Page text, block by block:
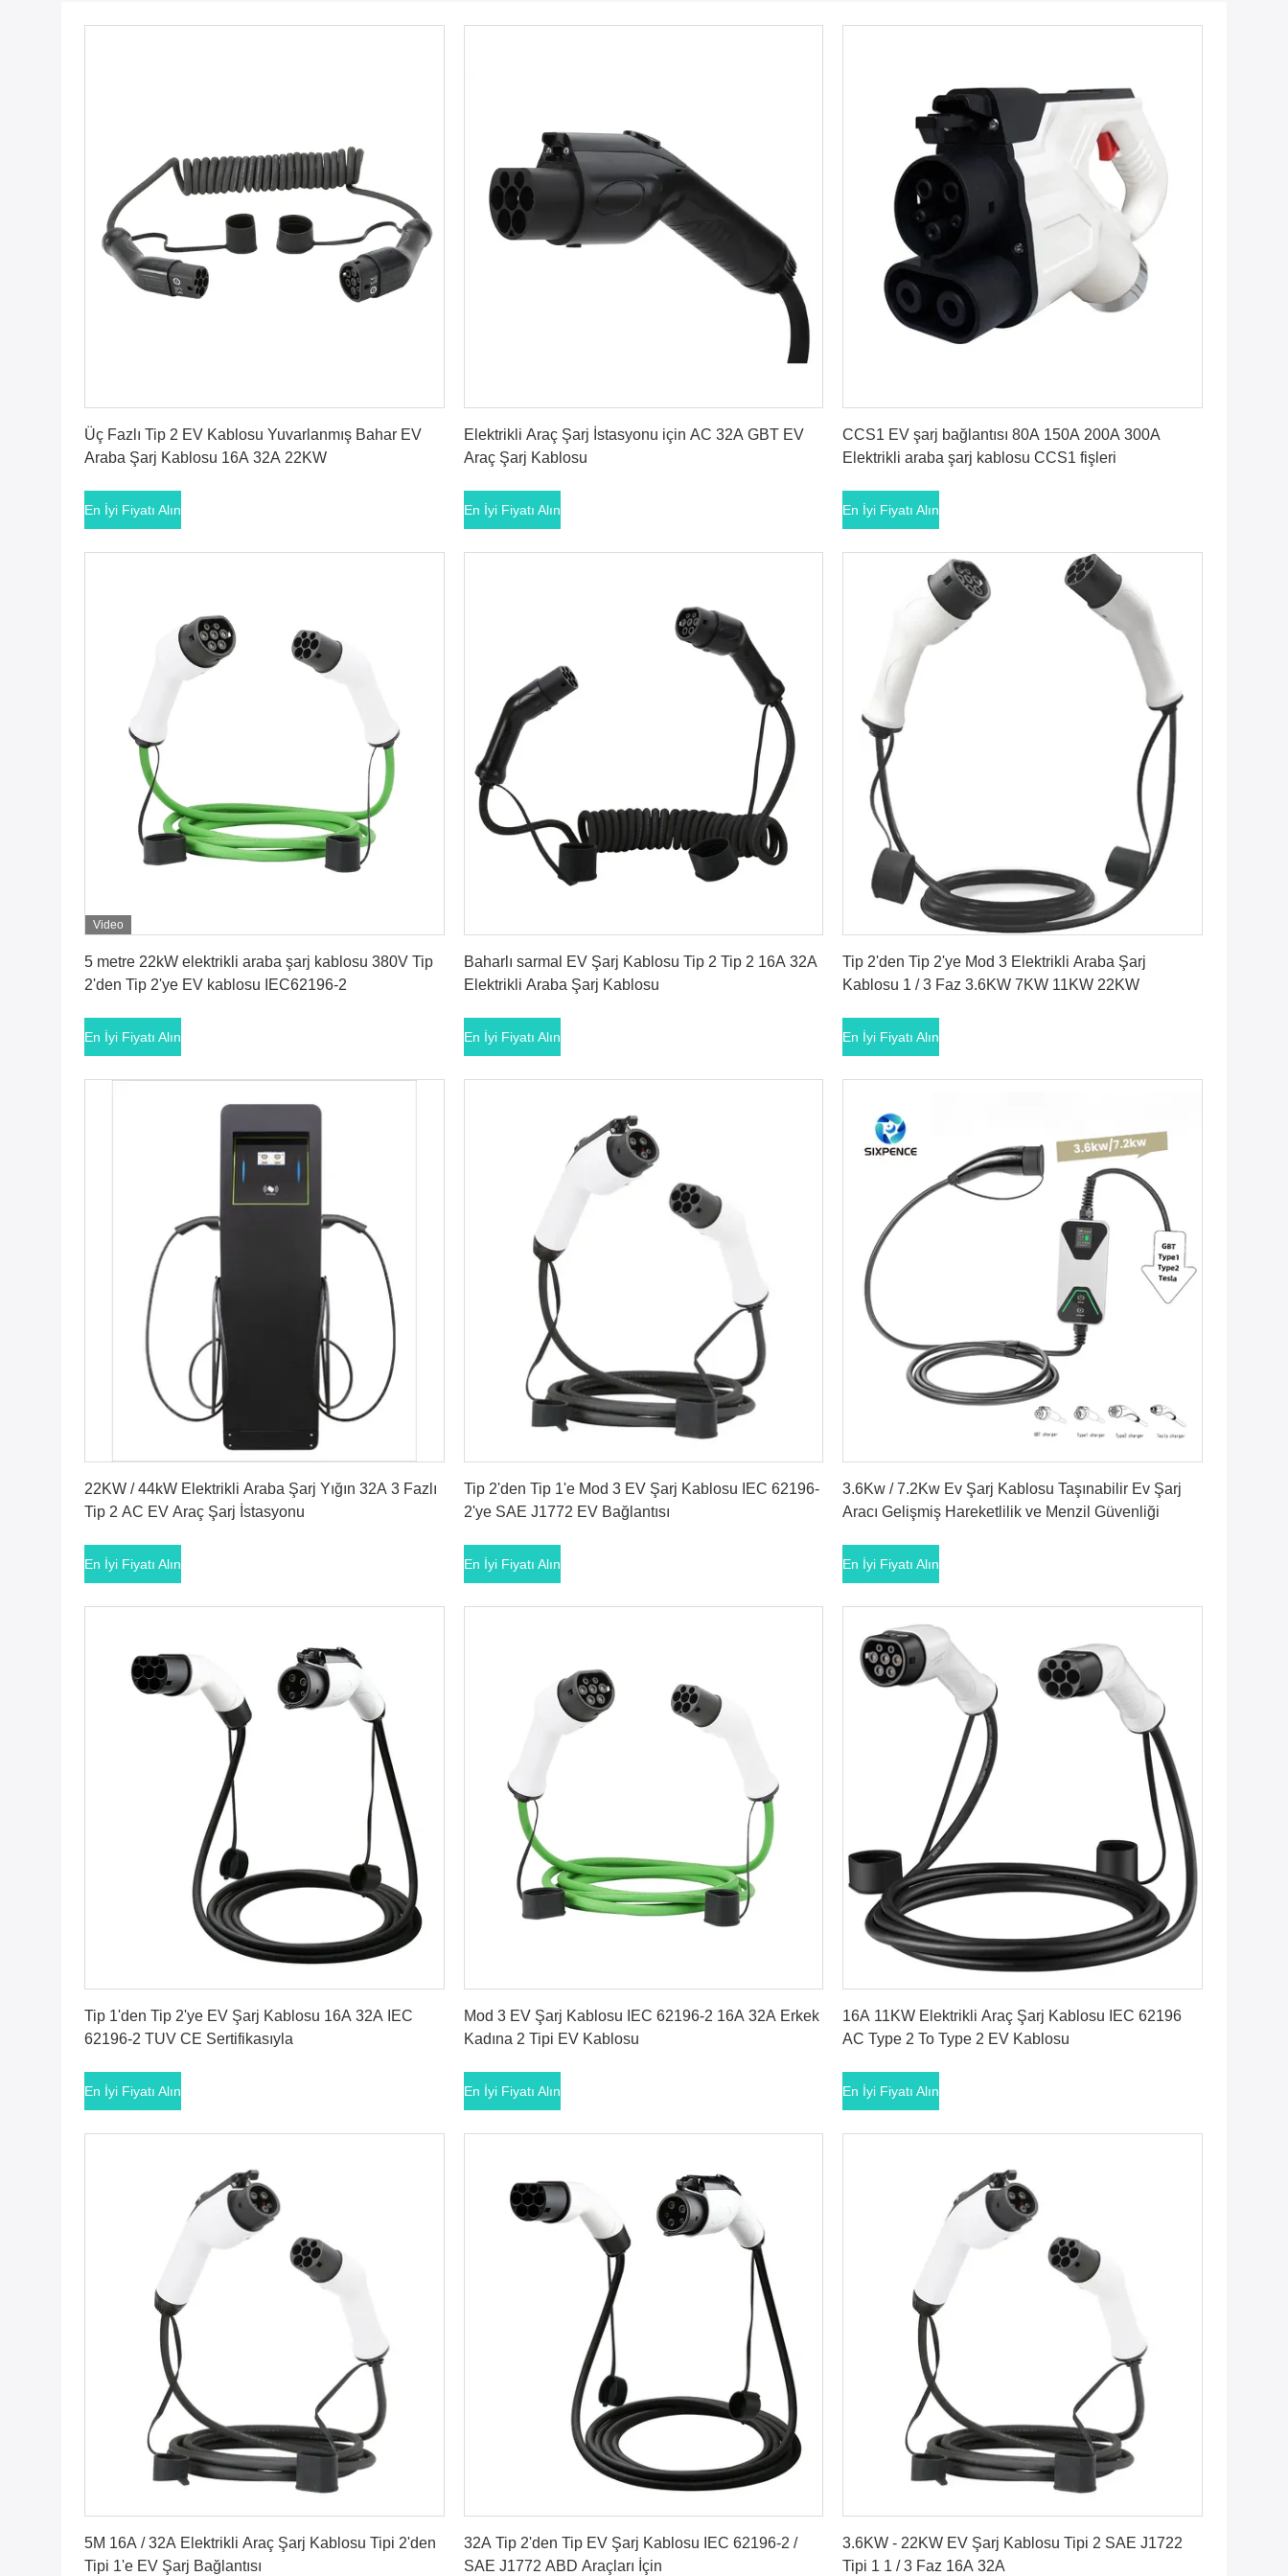
Üç Fazlı Tip 2 EV Kablosu Yuvarlanmış Bahar EV
Araba Şarj Kablosu 16A 32A 22KW
En İyi Fiyatı Alın
Elektrikli Araç Şarj İstasyonu için AC 32A GBT EV
Araç Şarj Kablosu
En İyi Fiyatı Alın
CCS1 EV şarj bağlantısı 80A 150A 200A 300A
Elektrikli araba şarj kablosu CCS1 fişleri
En İyi Fiyatı Alın
Video
5 metre 22kW elektrikli araba şarj kablosu 380V Tip
2'den Tip 2'ye EV kablosu IEC62196-2
En İyi Fiyatı Alın
Baharlı sarmal EV Şarj Kablosu Tip 2 Tip 2 16A 32A
Elektrikli Araba Şarj Kablosu
En İyi Fiyatı Alın
Tip 2'den Tip 2'ye Mod 3 Elektrikli Araba Şarj
Kablosu 1 / 3 Faz 3.6KW 7KW 11KW 22KW
En İyi Fiyatı Alın
22KW / 44kW Elektrikli Araba Şarj Yığın 32A 3 Fazlı
Tip 2 AC EV Araç Şarj İstasyonu
En İyi Fiyatı Alın
Tip 2'den Tip 1'e Mod 3 EV Şarj Kablosu IEC 62196-
2'ye SAE J1772 EV Bağlantısı
En İyi Fiyatı Alın
3.6Kw / 7.2Kw Ev Şarj Kablosu Taşınabilir Ev Şarj
Aracı Gelişmiş Hareketlilik ve Menzil Güvenliği
En İyi Fiyatı Alın
Tip 1'den Tip 2'ye EV Şarj Kablosu 16A 32A IEC
62196-2 TUV CE Sertifikasıyla
En İyi Fiyatı Alın
Mod 3 EV Şarj Kablosu IEC 62196-2 16A 32A Erkek
Kadına 2 Tipi EV Kablosu
En İyi Fiyatı Alın
16A 11KW Elektrikli Araç Şarj Kablosu IEC 62196
AC Type 2 To Type 2 EV Kablosu
En İyi Fiyatı Alın
5M 16A / 32A Elektrikli Araç Şarj Kablosu Tipi 2'den
Tipi 1'e EV Şarj Bağlantısı
32A Tip 2'den Tip EV Şarj Kablosu IEC 62196-2 /
SAE J1772 ABD Araçları İçin
3.6KW - 22KW EV Şarj Kablosu Tipi 2 SAE J1722
Tipi 1 1 / 3 Faz 16A 32A